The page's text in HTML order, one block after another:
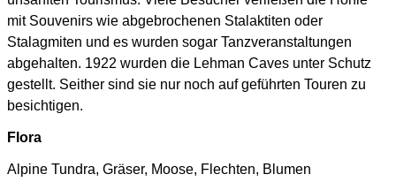
mit Souvenirs wie abgebrochenen Stalaktiten oder
Stalagmiten und es wurden sogar Tanzveranstaltungen
abgehalten. 1922 wurden die Lehman Caves unter Schutz
gestellt. Seither sind sie nur noch auf geführten Touren zu
besichtigen.
Flora
Alpine Tundra, Gräser, Moose, Flechten, Blumen